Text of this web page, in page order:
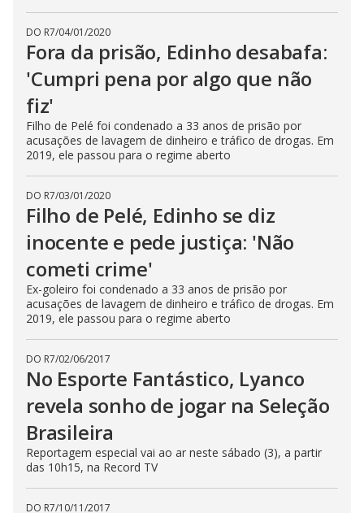
DO R7/04/01/2020
Fora da prisão, Edinho desabafa:
'Cumpri pena por algo que não
fiz'
Filho de Pelé foi condenado a 33 anos de prisão por
acusações de lavagem de dinheiro e tráfico de drogas. Em
2019, ele passou para o regime aberto
DO R7/03/01/2020
Filho de Pelé, Edinho se diz
inocente e pede justiça: 'Não
cometi crime'
Ex-goleiro foi condenado a 33 anos de prisão por
acusações de lavagem de dinheiro e tráfico de drogas. Em
2019, ele passou para o regime aberto
DO R7/02/06/2017
No Esporte Fantástico, Lyanco
revela sonho de jogar na Seleção
Brasileira
Reportagem especial vai ao ar neste sábado (3), a partir
das 10h15, na Record TV
DO R7/10/11/2017